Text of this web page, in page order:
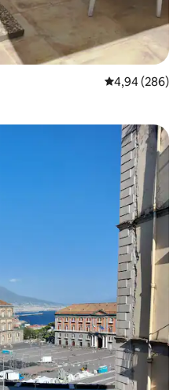
Средна
4,94 (286)